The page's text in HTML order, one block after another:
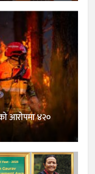
आरोपमा ४२०